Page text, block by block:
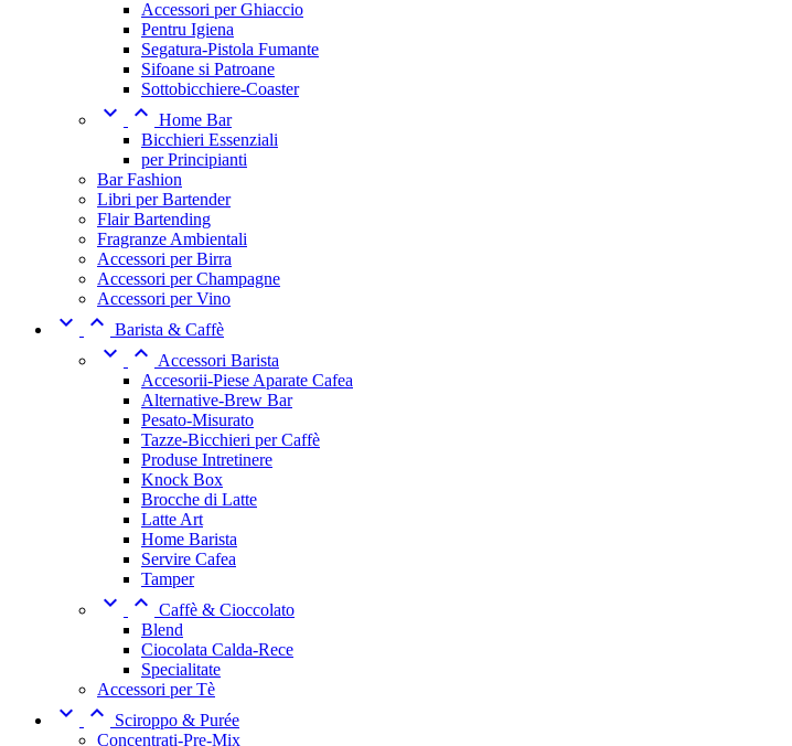
Accessori per Ghiaccio
Pentru Igiena
Segatura-Pistola Fumante
Sifoane si Patroane
Sottobicchiere-Coaster
  Home Bar
Bicchieri Essenziali
per Principianti
Bar Fashion
Libri per Bartender
Flair Bartending
Fragranze Ambientali
Accessori per Birra
Accessori per Champagne
Accessori per Vino
  Barista & Caffè
  Accessori Barista
Accesorii-Piese Aparate Cafea
Alternative-Brew Bar
Pesato-Misurato
Tazze-Bicchieri per Caffè
Produse Intretinere
Knock Box
Brocche di Latte
Latte Art
Home Barista
Servire Cafea
Tamper
  Caffè & Cioccolato
Blend
Ciocolata Calda-Rece
Specialitate
Accessori per Tè
 
Sciroppo & Purée
Concentrati-Pre-Mix